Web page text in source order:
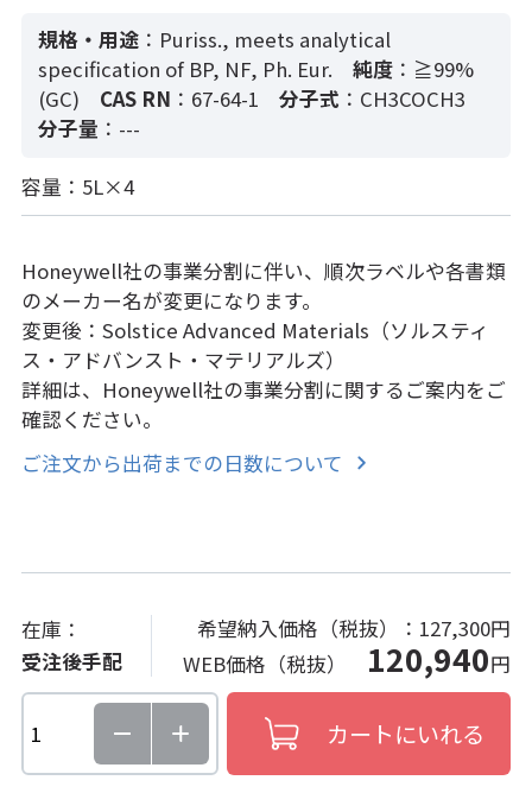
規格・用途 ：Puriss., meets analytical
specification of BP, NF, Ph. Eur.
純度：≧99%
(GC)
CAS RN ：67-64-1 分子式 ：CH3COCH3
分子量 ：---
容量：5L×4
Honeywell社の事業分割に伴い、順次ラベルや各書類
のメーカー名が変更になります。
変更後：Solstice Advanced Materials（ソルスティ
ス・アドバンスト・マテリアルズ）
詳細は、Honeywell社の事業分割に関するご案内をご
確認ください。
ご注文から出荷までの日数について
在庫：
受注後手配
希望納入価格（税抜）： 127,300円
WEB価格（税抜） 120,940円